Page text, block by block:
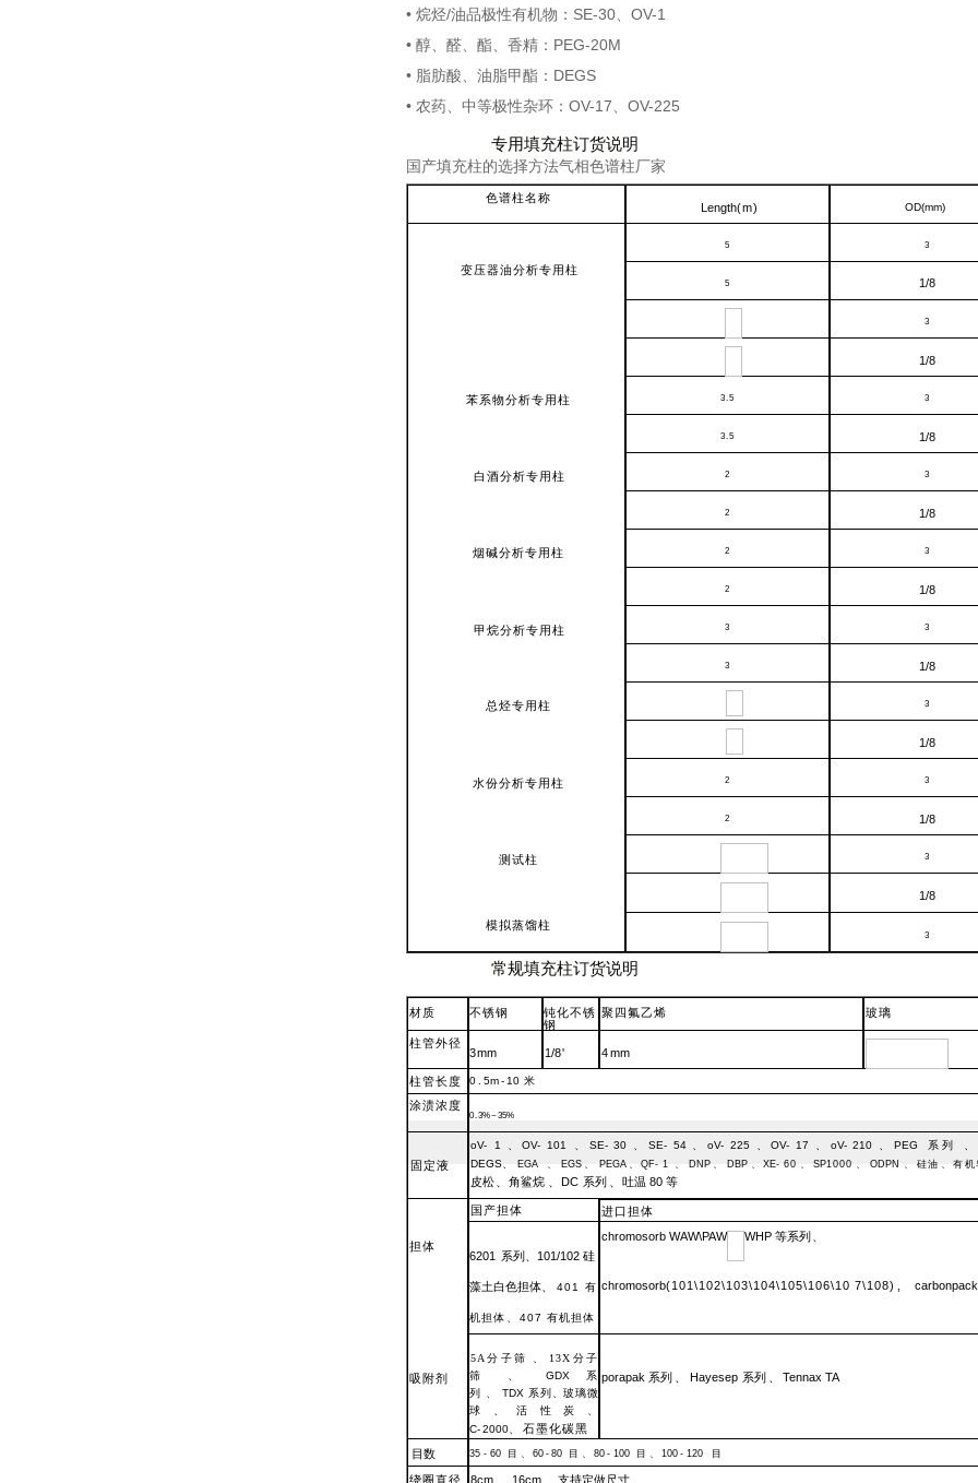
• 烷烃/油品极性有机物：SE-30、OV-1
• 醇、醛、酯、香精：PEG-20M
• 脂肪酸、油脂甲酯：DEGS
• 农药、中等极性杂环：OV-17、OV-225
专用填充柱订货说明
国产填充柱的选择方法气相色谱柱厂家
色谱柱名称
Length(m) OD(mm)
变压器油分析专用柱
5 3
5 1/8
3
1/8
苯系物分析专用柱 3.5 3
3.5 1/8
白酒分析专用柱 2 3
2 1/8
烟碱分析专用柱 2 3
2 1/8
甲烷分析专用柱 3 3
3 1/8
总烃专用柱 3
1/8
水份分析专用柱 2 3
2 1/8
测试柱 3
1/8
模拟蒸馏柱
3
常规填充柱订货说明
材质 不锈钢
钝化不锈
钢
聚四氟乙烯 玻璃
柱管外径
3mm 1/8' 4mm
柱管长度 0 5m- 10 米
涂渍浓度
0.3%~35%
固定液
oV- 1 、OV- 101 SE- 30 SE- 54 oV- 225 、OV- 17 oV- 210 PEG 系列
DEGS
EGA 、 EGS 、 PEGA 、 QF- 1 、 DNP 、 DBP 、 XE- 60 、 SP1000 、 ODPN 、 硅油 、 有机
皮松 角鲨烷 DC 系列 吐温 80 等
担体
国产担体 进口担体
6201 系列、 101/102 硅
藻土白色担体、 401 有
机担体 407 有机担体
chromosorb WAW\PAW WHP 等系列
chromosorb(101\102\103\104\105\106\10 7\108) carbonpack
吸附剂
5A分子筛
13X分子
筛
GDX
系
列
TDX 系列、玻璃微
球、活性炭、
C-2000 石墨化碳黑
porapak 系列 Hayesep 系列 Tennax TA
目数 35 - 60 目 、 60 - 80 目 、 80 - 100 目 、 100 - 120 目
绕圈直径 8cm 16cm 支持定做尺寸